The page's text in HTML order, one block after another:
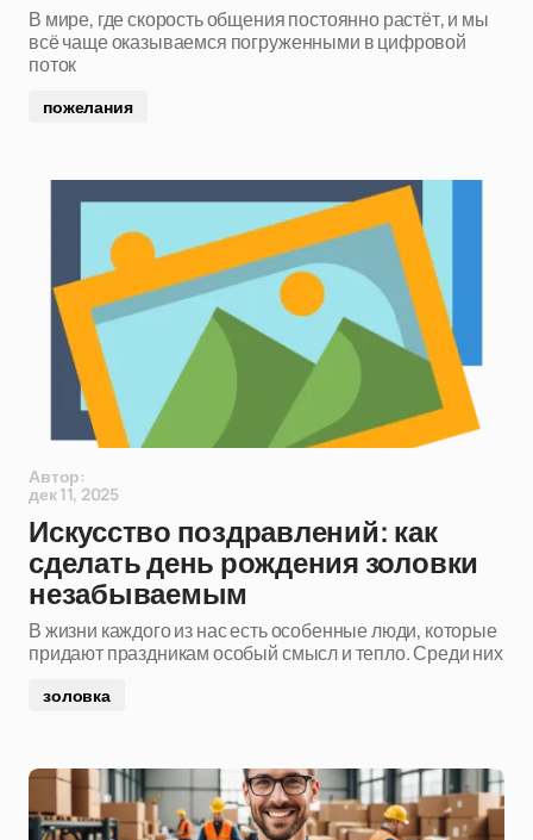
В мире, где скорость общения постоянно растёт, и мы
всё чаще оказываемся погруженными в цифровой
поток
пожелания
Автор:
дек 11, 2025
Искусство поздравлений: как
сделать день рождения золовки
незабываемым
В жизни каждого из нас есть особенные люди, которые
придают праздникам особый смысл и тепло. Среди них
золовка